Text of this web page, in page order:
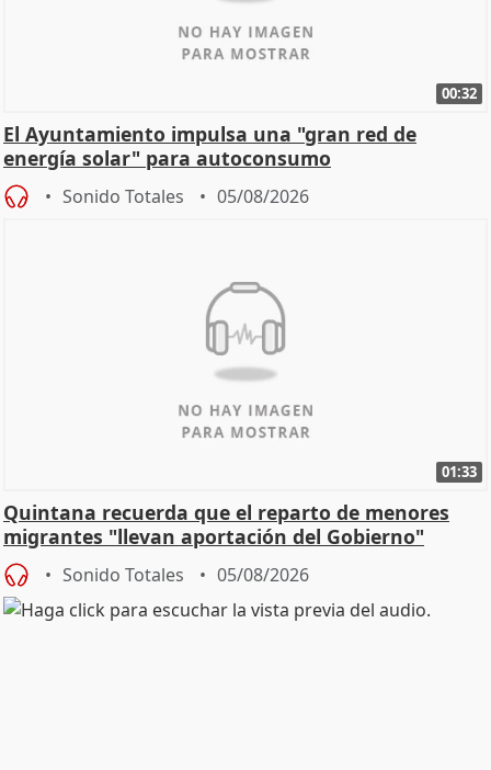
00:32
El Ayuntamiento impulsa una "gran red de
energía solar" para autoconsumo
Sonido Totales 05/08/2026
01:33
Quintana recuerda que el reparto de menores
migrantes "llevan aportación del Gobierno"
central
Sonido Totales 05/08/2026